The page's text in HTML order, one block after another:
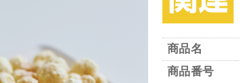
商品名
商品番号